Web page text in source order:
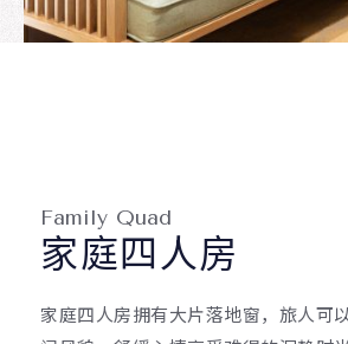
Family Quad
家庭四人房
家庭四人房拥有大片落地窗，旅人可